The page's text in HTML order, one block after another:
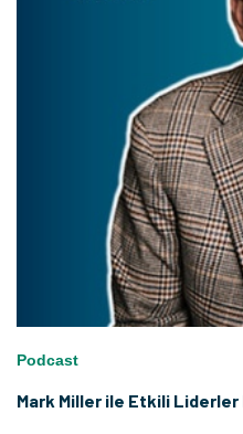
Podcast
Mark Miller ile Etkili Liderler